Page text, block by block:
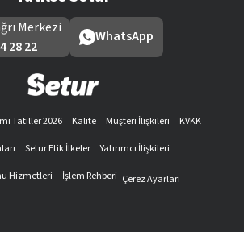
Merkezi
28 22
WhatsApp
Tatiller 2026 Kalite Müşteri İlişkileri
KVKK
Setur Etik İlkeler
Yatırımcı İlişkileri
Hizmetleri
İşlem Rehberi Çerez Ayarları